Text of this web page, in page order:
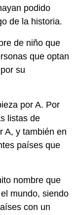
podido
de la historia.
de niño que
que optan
su
por A. Por
listas de
A, y también en
países que
nombre que
mundo, siendo
con un